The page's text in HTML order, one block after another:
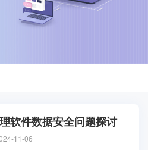
软件数据安全问题探讨
11-06